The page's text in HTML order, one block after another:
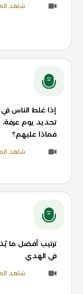
شاهد
إذا غلط الناس في
تحديد يوم عرفة،
فماذا عليهم؟
شاهد
ترتيب أفضل ما
في الهدي
شاهد